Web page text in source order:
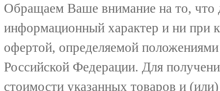
Обращаем Ваше внимание на то, что
информационный характер и ни при
офертой, определяемой
Российской Федерации. Для
стоимости указанных товаров и